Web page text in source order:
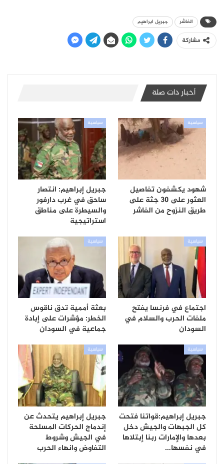
الفاشر جبريل ابراهيم
مشاركة
أخبار ذات صلة
سياسية
شهود يكشفون تفاصيل
العثور على 30 جثة على
طريق النزوح من الفاشر
سياسية
جبريل إبراهيم: انتصار
ساحق في غرب دارفور
والسيطرة على مناطق
استراتيجية
سياسية
اجتماع في فرنسا يفتح
ملفات الحرب والسلام في
السودان
سياسية
بعثة أممية تدق ناقوس
الخطر: مؤشرات على إبادة
جماعية في السودان
سياسية
جبريل إبراهيم:قواتنا فتحت
كل الجبهات والجيش دخل
بعدها والإمارات ربنا إبتلاها
في نفسها…
سياسية
جبريل إبراهيم يتحدث عن
إندماج الحركات المسلحة
في الجيش وشروط
التفاوض وانهاء الحرب